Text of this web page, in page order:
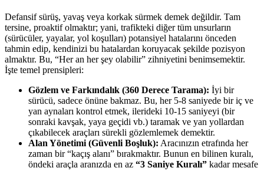
Defansif sürüş, yavaş veya korkak sürmek demek değildir. Tam
tersine, proaktif olmaktır; yani, trafikteki diğer tüm unsurların
(sürücüler, yayalar, yol koşulları) potansiyel hatalarını önceden
tahmin edip, kendinizi bu hatalardan koruyacak şekilde pozisyon
almaktır. Bu, “Her an her şey olabilir” zihniyetini benimsemektir.
İşte temel prensipleri:
Gözlem ve Farkındalık (360 Derece Tarama): İyi bir
sürücü, sadece önüne bakmaz. Bu, her 5-8 saniyede bir iç ve
yan aynaları kontrol etmek, ilerideki 10-15 saniyeyi (bir
sonraki kavşak, yaya geçidi vb.) taramak ve yan yollardan
çıkabilecek araçları sürekli gözlemlemek demektir.
Alan Yönetimi (Güvenli Boşluk): Aracınızın etrafında her
zaman bir “kaçış alanı” bırakmaktır. Bunun en bilinen kuralı,
öndeki araçla aranızda en az “3 Saniye Kuralı” kadar mesafe